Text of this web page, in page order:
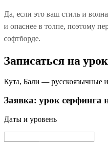
Да, если это ваш стиль и
и опаснее в толпе, поэтому
софтборде.
Записаться на
Кута, Бали — русскоязычные
Заявка: урок серфинга
Даты и уровень